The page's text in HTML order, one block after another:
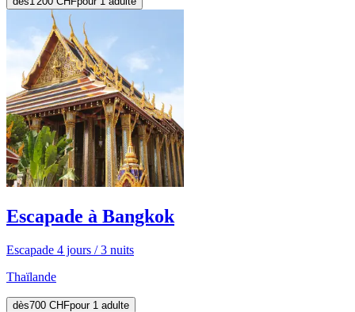
Escapade à Bangkok
Escapade 4 jours / 3 nuits
Thaïlande
dès700 CHFpour 1 adulte